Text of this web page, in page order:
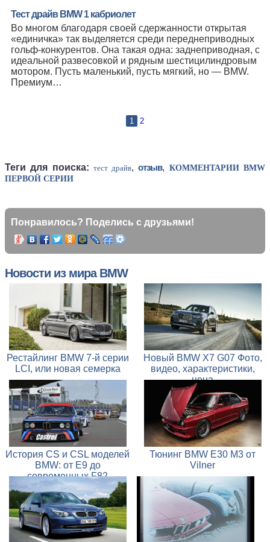
Тест драйв BMW 1 кабриолет
Во многом благодаря своей сдержанности открытая
«единичка» так выделяется среди переднеприводных
гольф-конкурентов. Она такая одна: заднеприводная, с
идеальной развесовкой и рядным шестицилиндровым
мотором. Пусть маленький, пусть мягкий, но — BMW.
Премиум…
1 2
Теги для поиска: тест драйв,отзыв, КОММЕНТАРИИ BMW
ПЕРВОЙ СЕРИИ
Понравилось? Поделись с друзьями!
Новости из мира BMW
Рестайлинг BMW 7-й серии
LCI, или новая семерка
Новый BMW X7 G07 Фото,
видео, характеристики,
цена
История CS и CSL моделей
BMW: от E9 до
современных F82
Тюнинг BMW E30 M3 от
Vilner